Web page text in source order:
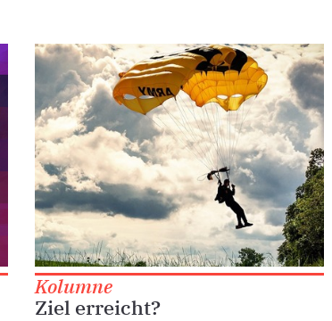
Kolumne
Ziel erreicht?